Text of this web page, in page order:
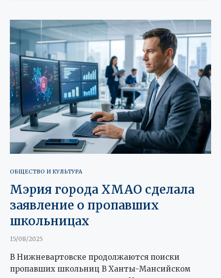
ОБЩЕСТВО И КУЛЬТУРА
Мэрия города ХМАО сделала
заявление о пропавших
школьницах
15/08/2025
В Нижневартовске продолжаются поиски
пропавших школьниц В Ханты-Мансийском